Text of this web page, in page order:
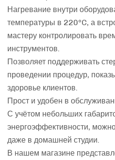
Нагревание внутри
температуры в 220°C, а
мастеру контролировать
инструментов.
Позволяет поддерживать
проведении процедур,
здоровье клиентов.
Прост и удобен в
С учётом небольших
энергоэффективности,
даже в домашней студии.
В нашем магазине